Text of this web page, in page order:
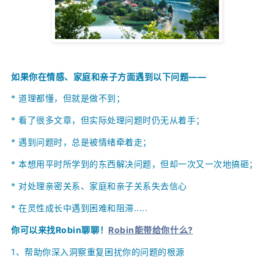
如果你在情感、家庭和亲子方面遇到以下问题——
* 道理都懂，但就是做不到；
* 看了很多文章，但实际处理问题时仍无从着手；
* 遇到问题时，总是被情绪牵着走；
* 本想用平时所学到的东西解决问题，但却一次又一次地搞砸；
* 对处理亲密关系、家庭和亲子关系失去信心
* 在灵性成长中遇到困难和阻滞.....
你可以来找Robin聊聊！ Robin能带给你什么?
1、帮助你深入洞察重复困扰你的问题的根源